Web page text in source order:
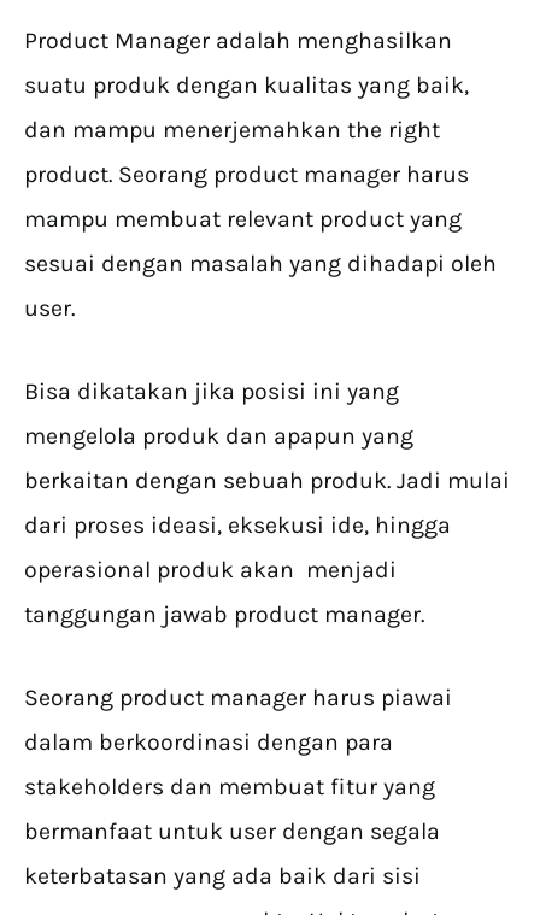
Product Manager adalah menghasilkan
suatu produk dengan kualitas yang baik,
dan mampu menerjemahkan the right
product. Seorang product manager harus
mampu membuat relevant product yang
sesuai dengan masalah yang dihadapi oleh
user.
Bisa dikatakan jika posisi ini yang
mengelola produk dan apapun yang
berkaitan dengan sebuah produk. Jadi mulai
dari proses ideasi, eksekusi ide, hingga
operasional produk akan menjadi
tanggungan jawab product manager.
Seorang product manager harus piawai
dalam berkoordinasi dengan para
stakeholders dan membuat fitur yang
bermanfaat untuk user dengan segala
keterbatasan yang ada baik dari sisi